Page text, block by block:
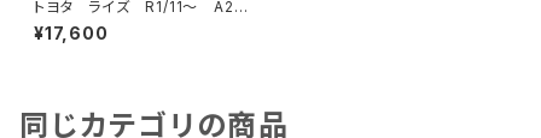
トヨタ ライズ R1/11〜 A20
0系 フロアマット一式 カーマ
ット スペシャルタイプ
¥17,600
同じカテゴリの商品